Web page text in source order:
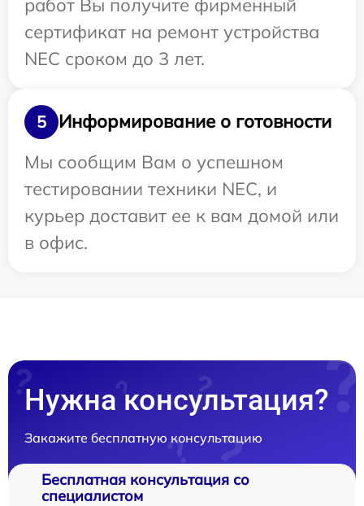
работ Вы получите фирменный
сертификат на ремонт устройства
NEC сроком до 3 лет.
5
Информирование о готовности
Мы сообщим Вам о успешном
тестировании техники NEC, и
курьер доставит ее к вам домой или
в офис.
Нужна консультация?
Закажите бесплатную консультацию
Бесплатная консультация со
специалистом